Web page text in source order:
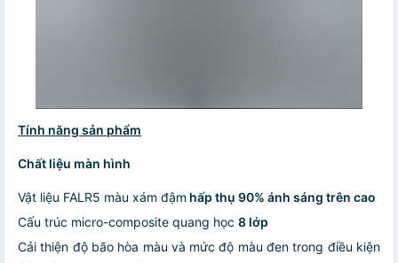
Tính năng sản phẩm
Chất liệu màn hình
Vật liệu FALR5 màu xám đậm hấp thụ 90% ánh sáng trên cao
Cấu trúc micro-composite quang học 8 lớp
Cải thiện độ bão hòa màu và mức độ màu đen trong điều kiện